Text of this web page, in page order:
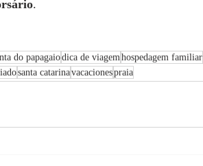
.
do papagaiodica de viagem hospedagem familiar
santa catarinavacacionespraia